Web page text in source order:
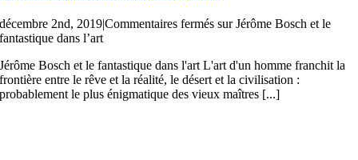
décembre 2nd, 2019|Commentaires fermés sur Jérôme Bosch et le
fantastique dans l’art
Jérôme Bosch et le fantastique dans l'art L'art d'un homme franchit la
frontière entre le rêve et la réalité, le désert et la civilisation :
probablement le plus énigmatique des vieux maîtres [...]